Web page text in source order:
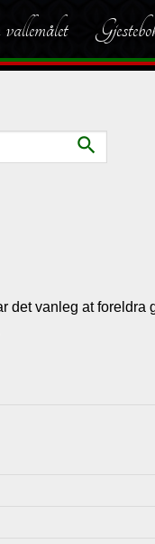
search
vanleg at